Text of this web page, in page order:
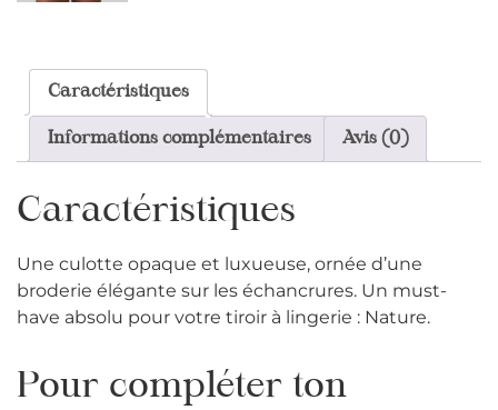
Caractéristiques
Informations complémentaires Avis (0)
Caractéristiques
Une culotte opaque et luxueuse, ornée d’une
broderie élégante sur les échancrures. Un must-
have absolu pour votre tiroir à lingerie : Nature.
Pour compléter ton